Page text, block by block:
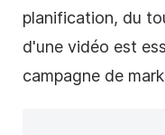
planification, du
d'une vidéo est
campagne de